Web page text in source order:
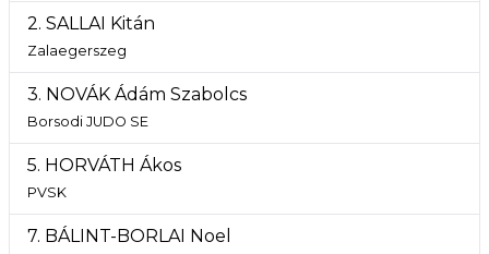
2. SALLAI Kitán
Zalaegerszeg
3. NOVÁK Ádám Szabolcs
Borsodi JUDO SE
5. HORVÁTH Ákos
PVSK
7. BÁLINT-BORLAI Noel